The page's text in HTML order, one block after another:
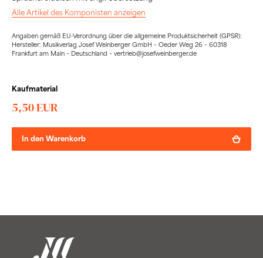
Alle Artikel des Komponisten anzeigen
Angaben gemäß EU-Verordnung über die allgemeine Produktsicherheit (GPSR):
Hersteller: Musikverlag Josef Weinberger GmbH – Oeder Weg 26 – 60318
Frankfurt am Main – Deutschland – vertrieb@josefweinberger.de
Kaufmaterial
5,50 EUR
In den Warenkorb